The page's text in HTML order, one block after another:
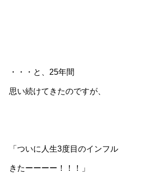
・・・と、25年間
思い続けてきたのですが、
「ついに人生3度目のインフル
きたーーーー！！！」